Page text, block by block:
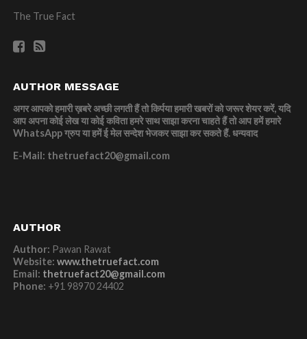
The True Fact
AUTHOR MESSAGE
अगर आपको हमारी ख़बरे अच्छी लगती हैं तो किर्पया हमारी खबरों को जरूर शेयर करें, यदि
आप अपना कोई लेख या कोई कविता हमरे साथ साझा करना चाहते हैं तो आप हमें हमारे
WhatsApp ग्रुप या हमें ई मेल सन्देश भेजकर साझा कर सकते हैं.धन्यवाद
E-Mail: thetruefact20@gmail.com
AUTHOR
Author: Pawan Rawat
Website: www.thetruefact.com
Email: thetruefact20@gmail.com
Phone: +91 98970 24402